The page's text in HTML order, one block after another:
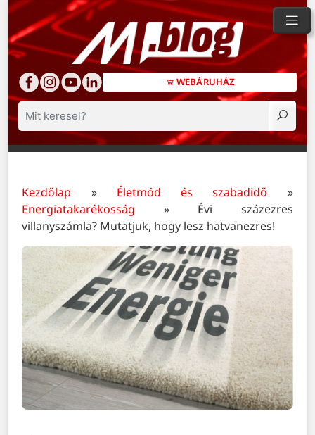
WEBÁRUHÁZ
Keresés
Kezdőlap » Életmód és szabadidő »
Energiatakarékosság » Évi százezres
villanyszámla? Mutatjuk, hogy lesz hatvanezres!